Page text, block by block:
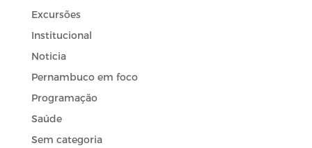
Excursões
Institucional
Noticia
Pernambuco em foco
Programação
Saúde
Sem categoria